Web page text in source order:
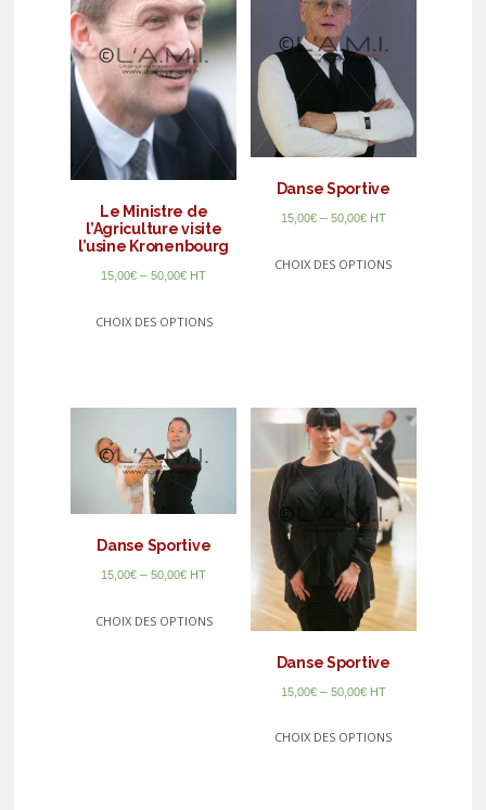
Le Ministre de
l’Agriculture visite
l’usine Kronenbourg
15,00€ –50,00€ HT
CHOIX DES OPTIONS
Danse Sportive
15,00€– 50,00€ HT
CHOIX DES OPTIONS
Danse Sportive
15,00€ –50,00€ HT
CHOIX DES OPTIONS
Danse Sportive
15,00€– 50,00€ HT
CHOIX DES OPTIONS